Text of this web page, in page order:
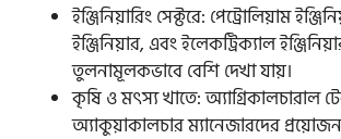
ইঞ্জিনিয়ারিং সেক্টরে: পেট্রোলিয়াম
ইঞ্জিনিয়ার, এবং ইলেকট্রিক্যাল
তুলনামূলকভাবে বেশি দেখা যায়।
কৃষি ও মৎস্য খাতে: অ্যাগ্রিকালচারাল
অ্যাকুয়াকালচার ম্যানেজারদের